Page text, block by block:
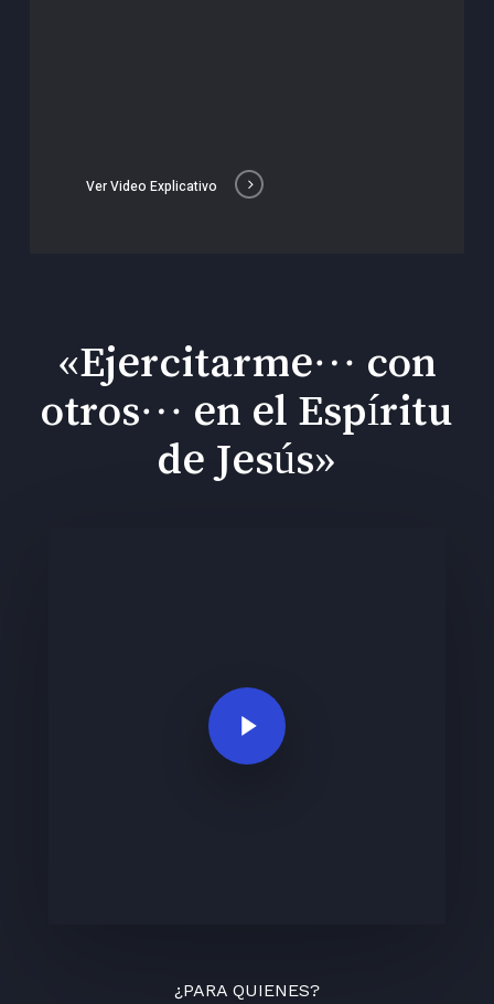
Ver Video Explicativo
«Ejercitarme… con
otros… en el Espíritu
de Jesús»
Play Video
¿PARA QUIENES?